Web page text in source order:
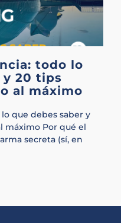
todo lo
y 20 tips
al máximo
que debes saber y
máximo Por qué el
secreta (sí, en